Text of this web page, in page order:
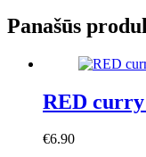
Panašūs
RED curry
€6.90